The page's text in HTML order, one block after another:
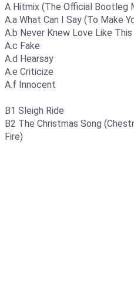
A Hitmix (The Official Bootleg
A.a What Can I Say (To Make
A.b Never Knew Love Like This
A.c Fake
A.d Hearsay
A.e Criticize
A.f Innocent
B1 Sleigh Ride
B2 The Christmas Song
Fire)